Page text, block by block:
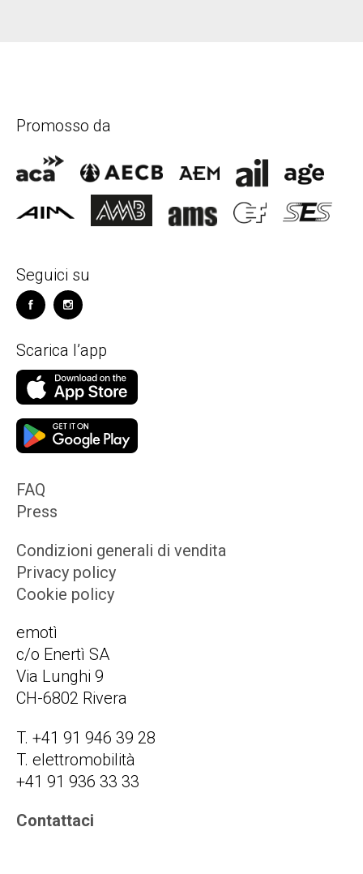
Promosso da
Seguici su
Scarica l’app
FAQ
Press
Condizioni generali di vendita
Privacy policy
Cookie policy
emotì
c/o Enertì SA
Via Lunghi 9
CH-6802 Rivera
T. +41 91 946 39 28
T. elettromobilità
+41 91 936 33 33
Contattaci